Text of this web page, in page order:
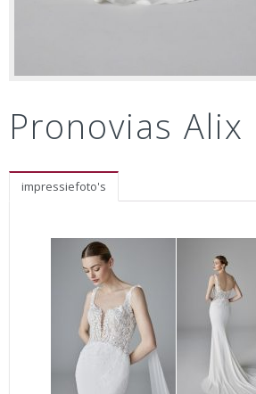
Pronovias Alix
impressiefoto's